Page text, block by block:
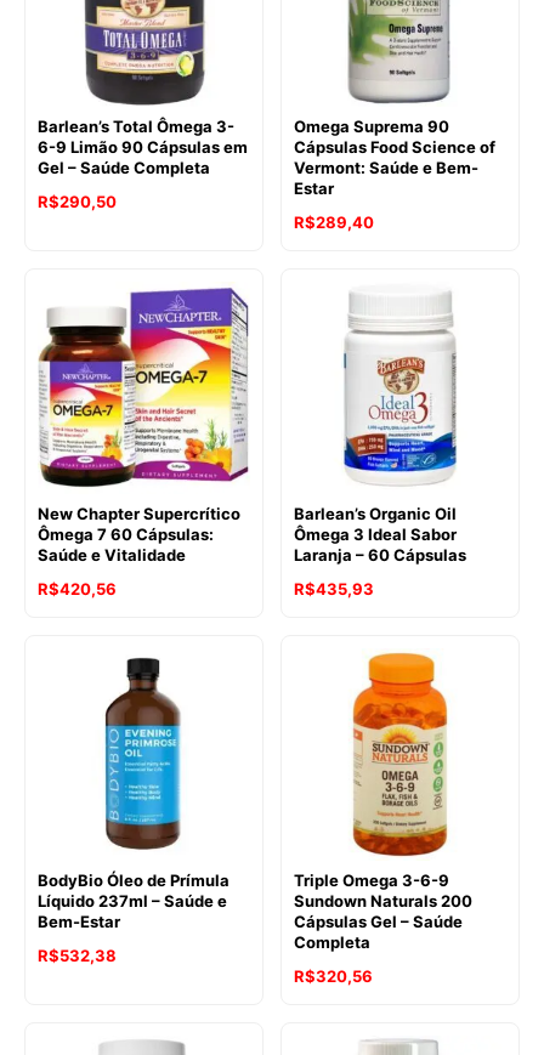
Barlean’s Total Ômega 3-
6-9 Limão 90 Cápsulas em
Gel – Saúde Completa
R$290,50
Omega Suprema 90
Cápsulas Food Science of
Vermont: Saúde e Bem-
Estar
R$289,40
New Chapter Supercrítico
Ômega 7 60 Cápsulas:
Saúde e Vitalidade
R$420,56
Barlean’s Organic Oil
Ômega 3 Ideal Sabor
Laranja – 60 Cápsulas
R$435,93
BodyBio Óleo de Prímula
Líquido 237ml – Saúde e
Bem-Estar
R$532,38
Triple Omega 3-6-9
Sundown Naturals 200
Cápsulas Gel – Saúde
Completa
R$320,56